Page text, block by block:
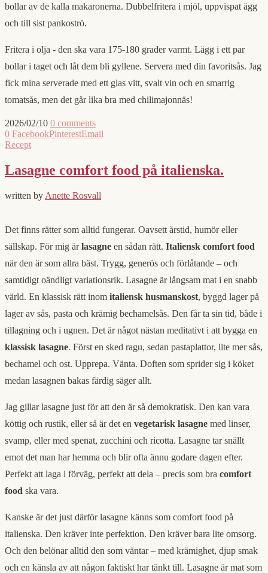
bollar av de kalla makaronerna. Dubbelfritera i mjöl, uppvispat ägg
och till sist pankoströ.
Fritera i olja - den ska vara 175-180 grader varmt. Lägg i ett par
bollar i taget och låt dem bli gyllene. Servera med din favoritsås. Jag
fick mina serverade med ett glas vitt, svalt vin och en smarrig
tomatsås, men det går lika bra med chilimajonnäs!
2026/02/10 0 comments
0 FacebookPinterestEmail
Recept
Lasagne comfort food på italienska.
written by Anette Rosvall
Det finns rätter som alltid fungerar. Oavsett årstid, humör eller
sällskap. För mig ärlasagne en sådan rätt. Italiensk comfort food
när den är som allra bäst. Trygg, generös och förlåtande – och
samtidigt oändligt variationsrik. Lasagne är långsam mat i en snabb
värld. En klassisk rätt inom italiensk husmanskost, byggd lager på
lager av sås, pasta och krämig bechamelsås. Den får ta sin tid, både i
tillagning och i ugnen. Det är något nästan meditativt i att bygga en
klassisk lasagne. Först en sked ragu, sedan pastaplattor, lite mer sås,
bechamel och ost. Upprepa. Vänta. Doften som sprider sig i köket
medan lasagnen bakas färdig säger allt.
Jag gillar lasagne just för att den är så demokratisk. Den kan vara
köttig och rustik, eller så är det en vegetarisk lasagne med linser,
svamp, eller med spenat, zucchini och ricotta. Lasagne tar snällt
emot det man har hemma och blir ofta ännu godare dagen efter.
Perfekt att laga i förväg, perfekt att dela – precis som bra comfort
food ska vara.
Kanske är det just därför lasagne känns som comfort food på
italienska. Den kräver inte perfektion. Den kräver bara lite omsorg.
Och den belönar alltid den som väntar – med krämighet, djup smak
och en känsla av att någon faktiskt har tänkt till. Lasagne är mat som